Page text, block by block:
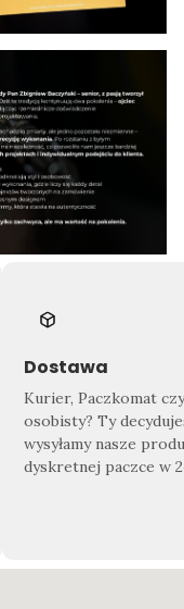
Dostawa
Kurier, Paczkomat
osobisty? Ty
wysyłamy nasze
dyskretnej paczce w